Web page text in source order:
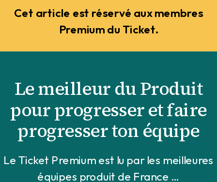
“d’histoires” possibles
Cet article est réservé aux membres
Premium du Ticket.
Le meilleur du Produit
pour progresser et faire
progresser ton équipe
Le Ticket Premium est lu par les meilleures
équipes produit de France …